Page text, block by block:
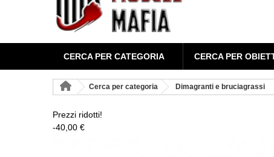
CERCA PER CATEGORIA CERCA PER
Cerca per categoria Dimagranti e bruciagrassi
Prezzi ridotti!
-40,00 €